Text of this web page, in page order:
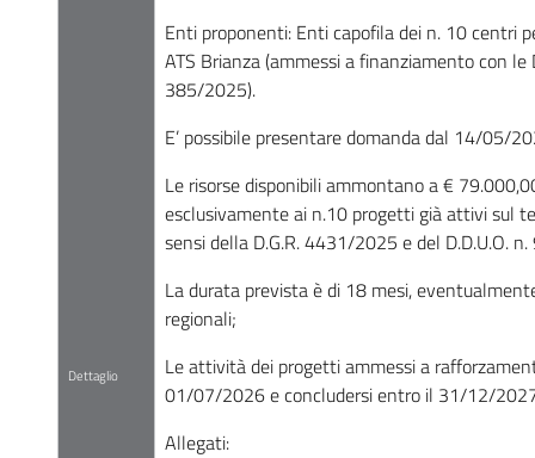
Dettaglio
Enti proponenti: Enti capofila dei n. 10 centri
ATS Brianza (ammessi a finanziamento con
385/2025).
E’ possibile presentare domanda dal 14/05/
Le risorse disponibili ammontano a €
esclusivamente ai n.10 progetti già attivi sul
sensi della D.G.R. 4431/2025 e del D.D.U.O.
La durata prevista è di 18 mesi,
regionali;
Le attività dei progetti ammessi a
01/07/2026 e concludersi entro il 31/12/
Allegati: